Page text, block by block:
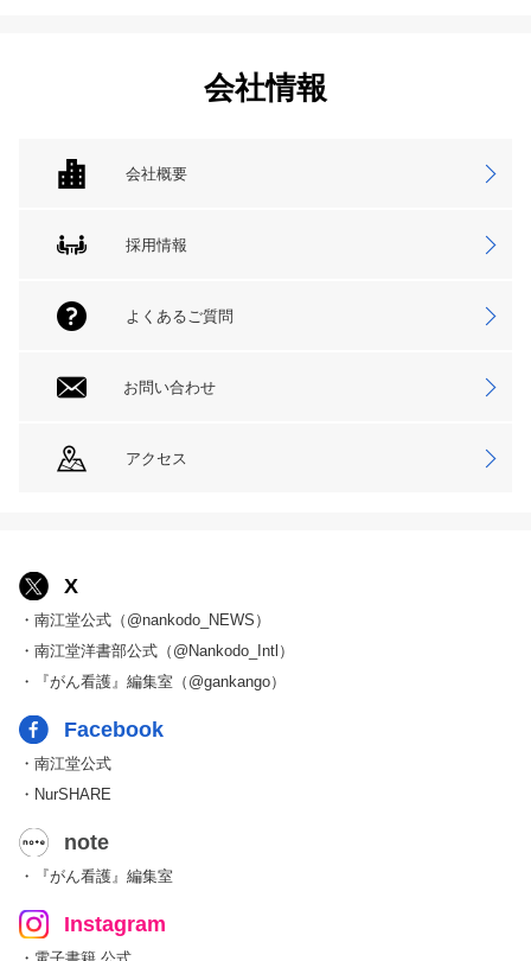
会社情報
会社概要
採用情報
よくあるご質問
お問い合わせ
アクセス
X
・南江堂公式（@nankodo_NEWS）
・南江堂洋書部公式（@Nankodo_Intl）
・『がん看護』編集室（@gankango）
Facebook
・南江堂公式
・NurSHARE
note
・『がん看護』編集室
Instagram